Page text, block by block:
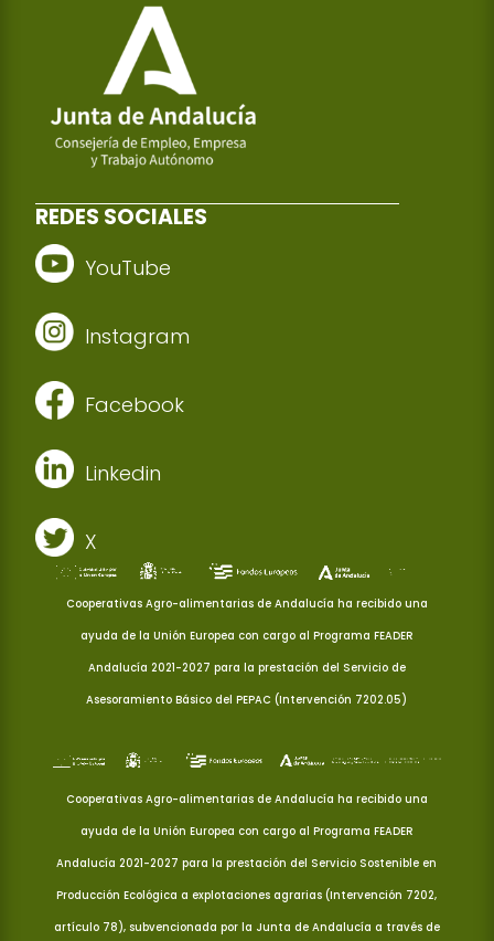
REDES SOCIALES
YouTube
Instagram
Facebook
Linkedin
X
Cooperativas Agro-alimentarias de Andalucía ha recibido una
ayuda de la Unión Europea con cargo al Programa FEADER
Andalucía 2021-2027 para la prestación del Servicio de
Asesoramiento Básico del PEPAC (Intervención 7202.05)
Cooperativas Agro-alimentarias de Andalucía ha recibido una
ayuda de la Unión Europea con cargo al Programa FEADER
Andalucía 2021-2027 para la prestación del Servicio Sostenible en
Producción Ecológica a explotaciones agrarias (Intervención 7202,
artículo 78), subvencionada por la Junta de Andalucía a través de